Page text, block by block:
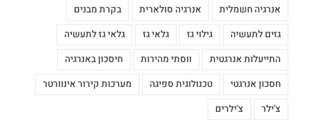
אנרגיה חשמלית
אנרגיה סולארית
בקרת מבנים
גזים לתעשיה
גילוי גז גלאי גז
גלאי גז לתעשיה
התייעלות אנרגטית
ווסתי מהירות
חיסכון באנרגיה
חסכון אנרגטי
טכנולוגית ספיגה
מערכות קירור אינוורטר
צ'ילר
צ'ילרים